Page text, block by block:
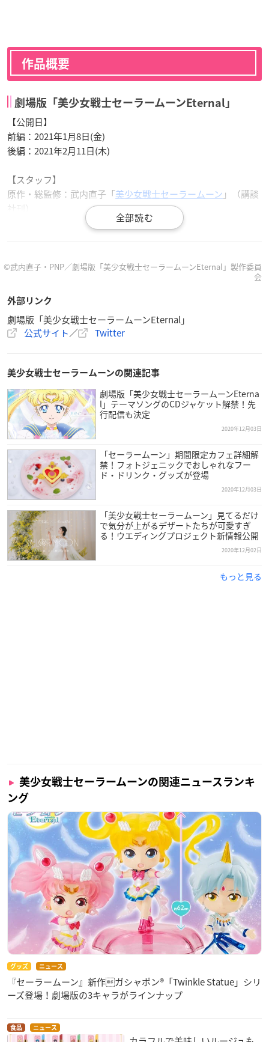
作品概要
劇場版「美少女戦士セーラームーンEternal」
【公開日】
前編：2021年1月8日(金)
後編：2021年2月11日(木)
【スタッフ】
原作・総監修：武内直子「美少女戦士セーラームーン 」（講談
社刊）
アニメーション制作：東映アニメーション、スタジオディーン
【キャスト】
三石琴乃
金元寿子
小清水亜美
伊藤静
福圓美里
野島健児
松岡禎丞
日野聡
豊永利行
蒼井翔太
上田麗奈
諸星すみれ
原優子
高橋李依
渡辺直美
菜々緒 ほか
©武内直子・PNP／劇場版「美少女戦士セーラームーンEternal」製作委員
会
外部リンク
劇場版「美少女戦士セーラームーンEternal」
公式サイト／ Twitter
美少女戦士セーラームーンの関連記事
劇場版「美少女戦士セーラームーンEterna
l」テーマソングのCDジャケット解禁！先
行配信も決定
2020年12月03日
「セーラームーン」期間限定カフェ詳細解
禁！フォトジェニックでおしゃれなフー
ド・ドリンク・グッズが登場
2020年12月03日
「美少女戦士セーラームーン」見てるだけ
で気分が上がるデザートたちが可愛すぎ
る！ウエディングプロジェクト新情報公開
2020年12月02日
もっと見る
美少女戦士セーラームーンの関連ニュースランキ
ング
グッズ ニュース
『セーラームーン』新作ガシャポン®「Twinkle Statue」シリ
ーズ登場！劇場版の3キャラがラインナップ
食品 ニュース